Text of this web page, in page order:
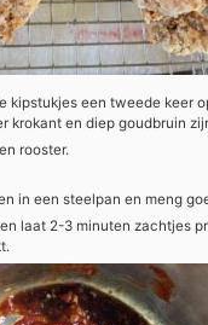
kipstukjes een tweede keer
krokant en diep goudbruin
rooster.
in een steelpan en meng
laat 2-3 minuten zachtjes